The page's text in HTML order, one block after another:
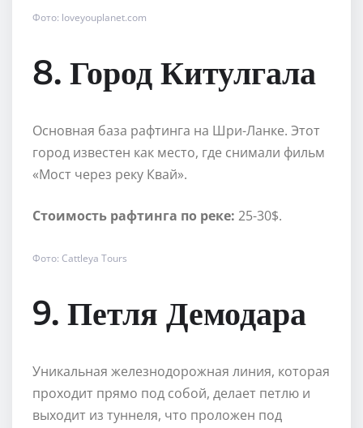
Фото: loveyouplanet.com
8. Город Китулгала
Основная база рафтинга на Шри-Ланке. Этот
город известен как место, где снимали фильм
«Мост через реку Квай».
Стоимость рафтинга по реке: 25-30$.
Фото: Cattleya Tours
9. Петля Демодара
Уникальная железнодорожная линия, которая
проходит прямо под собой, делает петлю и
выходит из туннеля, что проложен под